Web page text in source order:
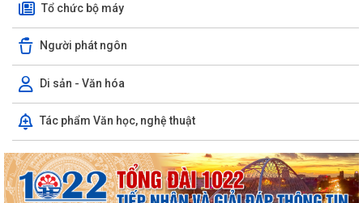
Tổ chức bộ máy
Người phát ngôn
Di sản - Văn hóa
Tác phẩm Văn học, nghệ thuật
ỦY BAN MTTQ VIỆT NAM PHƯỜNG AN DƯƠNG TỔ CHỨC HỘI NGHỊ LẦN
THỨ 4, NHIỆM KỲ 2025 – 2030
Đoàn lãnh đạo phường An Dương thăm, tặng quà người có công và gia
đình chính sách nhân kỷ niệm 79...
CHỨC HỘI NGHỊ GIAO BAN CÔNG TÁC MẶT TRẬN ĐÁNH...
THÔNG BÁO VỀ VIỆC KÊ KHAI, ĐỐI CHIẾU CƠ SỞ DỮ LIỆU ĐẤT ĐAI
TRÊN ĐỊA BÀN PHƯỜNG AN DƯƠNG